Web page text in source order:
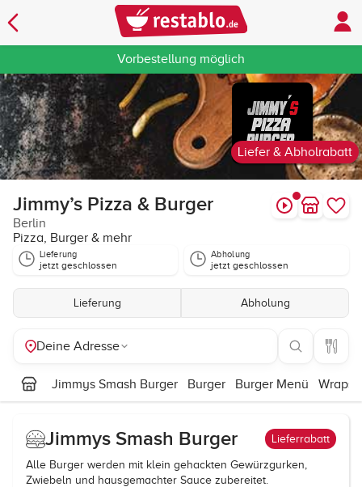
Vorbestellung möglich
Liefer & Abholrabatt
Jimmy’s Pizza & Burger
Berlin
Pizza, Burger & mehr
Lieferung
jetzt geschlossen
Abholung
jetzt geschlossen
Lieferung Abholung
Deine Adresse
Jimmys Smash Burger Burger Burger Menü Wraps
Jimmys Smash Burger Lieferrabatt
Alle Burger werden mit klein gehackten Gewürzgurken,
Zwiebeln und hausgemachter Sauce zubereitet.